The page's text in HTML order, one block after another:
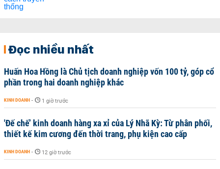
Đọc nhiều nhất
Huấn Hoa Hồng là Chủ tịch doanh nghiệp vốn 100 tỷ, góp cổ
phần trong hai doanh nghiệp khác
KINH DOANH - 1 giờ trước
'Đế chế’ kinh doanh hàng xa xỉ của Lý Nhã Kỳ: Từ phân phối,
thiết kế kim cương đến thời trang, phụ kiện cao cấp
KINH DOANH - 12 giờ trước